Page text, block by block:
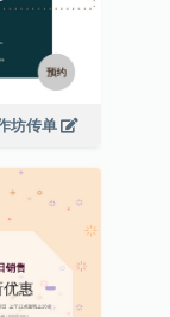
坊传单